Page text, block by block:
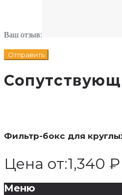
Ваш отзыв:
Фильтр-бокс для
Цена от:1,340 ₽
Меню